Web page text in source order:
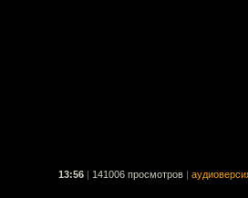
13:56 141006 просмотров